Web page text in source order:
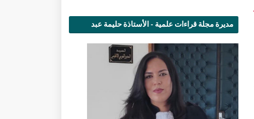
مديرة مجلة قراءات علمية - الأستاذة حليمة عبد